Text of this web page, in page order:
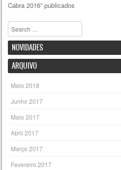
Post navigation
Cabra 2016” publicados
Pesquisar
NOVIDADES
ARQUIVO
Maio 2018
Junho 2017
Maio 2017
Abril 2017
Março 2017
Fevereiro 2017